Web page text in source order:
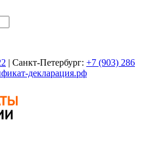
| Санкт-Петербург: +7 (903) 286
декларация.рф